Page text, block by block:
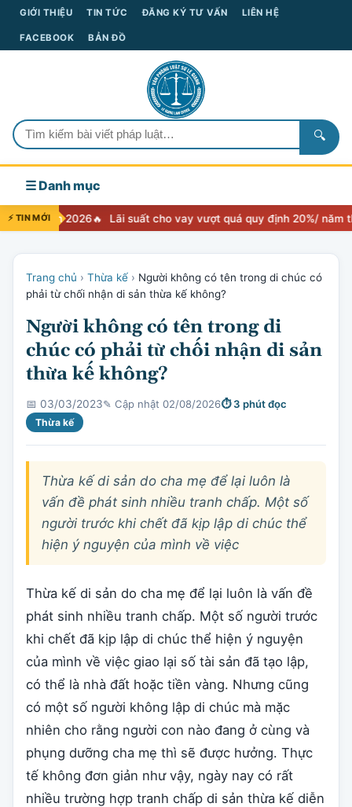
GIỚI THIỆU TIN TỨC ĐĂNG KÝ TƯ VẤN LIÊN HỆ
FACEBOOK BẢN ĐỒ
🔍
☰ Danh mục
⚡ TIN MỚI
2026 Lãi suất cho vay vượt quá quy định 20%/ năm thì xử lý
Trang chủ › Thừa kế › Người không có tên trong di chúc có
phải từ chối nhận di sản thừa kế không?
Người không có tên trong di
chúc có phải từ chối nhận di sản
thừa kế không?
📅 03/03/2023✎ Cập nhật 02/08/2026⏱ 3 phút đọc
Thừa kế
Thừa kế di sản do cha mẹ để lại luôn là
vấn đề phát sinh nhiều tranh chấp. Một số
người trước khi chết đã kịp lập di chúc thể
hiện ý nguyện của mình về việc
Thừa kế di sản do cha mẹ để lại luôn là vấn đề
phát sinh nhiều tranh chấp. Một số người trước
khi chết đã kịp lập di chúc thể hiện ý nguyện
của mình về việc giao lại số tài sản đã tạo lập,
có thể là nhà đất hoặc tiền vàng. Nhưng cũng
có một số người không lập di chúc mà mặc
nhiên cho rằng người con nào đang ở cùng và
phụng dưỡng cha mẹ thì sẽ được hưởng. Thực
tế không đơn giản như vậy, ngày nay có rất
nhiều trường hợp tranh chấp di sản thừa kế diễn